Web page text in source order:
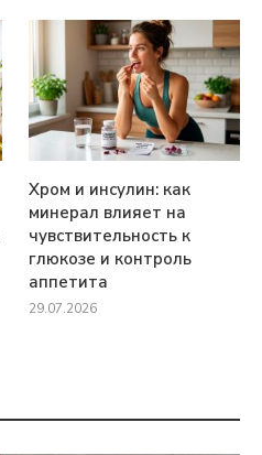
Хром и инсулин: как
минерал влияет на
чувствительность к
глюкозе и контроль
аппетита
29.07.2026